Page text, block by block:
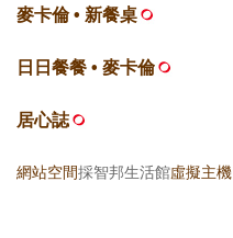
麥卡倫 • 新餐桌
日日餐餐 • 麥卡倫
居心誌
網站空間採智邦生活館虛擬主機